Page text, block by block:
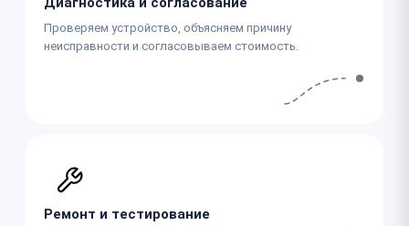
Проверяем устройство, объясняем причину
неисправности и согласовываем стоимость.
Ремонт и тестирование